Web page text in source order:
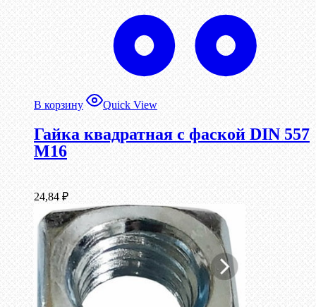
В корзину Quick View
Гайка квадратная с фаской DIN 557
М16
24,84 ₽